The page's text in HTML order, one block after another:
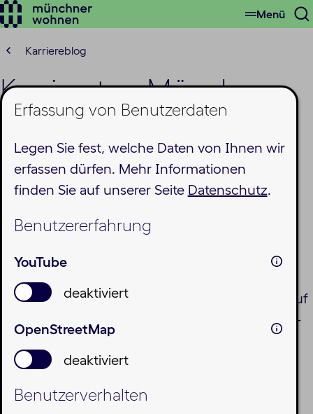
Erfassung von Benutzerdaten
Legen Sie fest, welche Daten von Ihnen wir
erfassen dürfen. Mehr Informationen
finden Sie auf unserer Seite Datenschutz.
Benutzererfahrung
YouTube
deaktiviert
OpenStreetMap
deaktiviert
Benutzerverhalten
Zum
springen
Menü
Karriereblog
Karrieretag München
2026: Lernen Sie die
Münchner Wohnen
persönlich kennen
Montag, 11.05.2026
Am19. Mai 2026ist es soweit: Wir sind wieder auf
vertreten –
und wir freuen uns darauf, Sie persönlich
kennenzulernen!
Wann & wo: